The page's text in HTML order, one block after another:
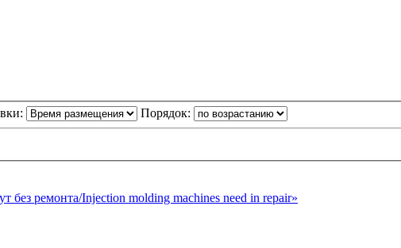
Порядок:
без ремонта/Injection molding machines need in repair»